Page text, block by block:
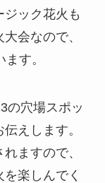
ック花火も
会なので、
す。
の穴場スポッ
えします。
ますので、
楽しんでく